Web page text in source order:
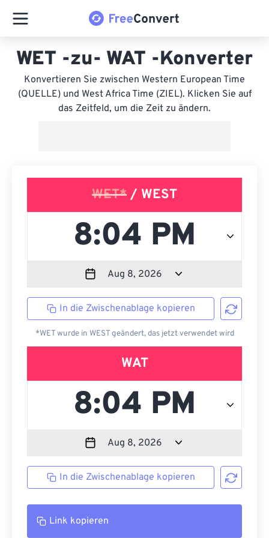
WET -zu- WAT -Konverter
Konvertieren Sie zwischen Western European Time
(QUELLE) und West Africa Time (ZIEL). Klicken Sie auf
das Zeitfeld, um die Zeit zu ändern.
WET* / WEST
In die Zwischenablage kopieren
*WET wurde in WEST geändert, das jetzt verwendet wird
WAT
In die Zwischenablage kopieren
Link kopieren